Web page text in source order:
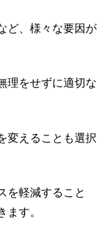
ど、様々な要因が
理をせずに適切な
変えることも選択
を軽減すること
ます。